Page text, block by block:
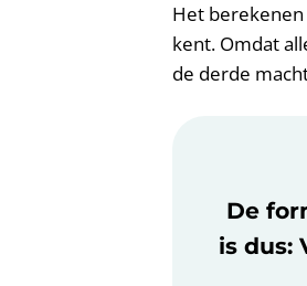
Het berekenen
kent. Omdat
de derde
De
is dus: